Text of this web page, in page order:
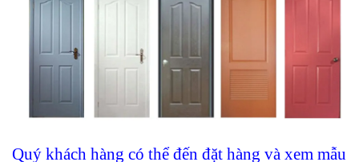
Quý khách hàng có thể đến đặt hàng và xem mẫu